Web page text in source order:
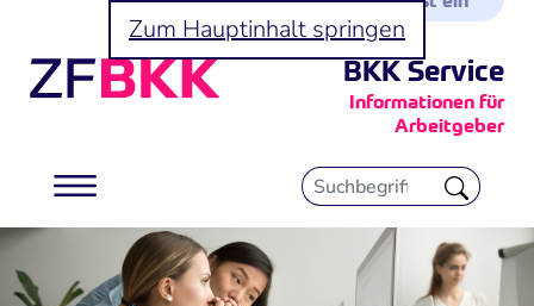
Zum Hauptinhalt springen
BKK Service
Informationen für
Arbeitgeber